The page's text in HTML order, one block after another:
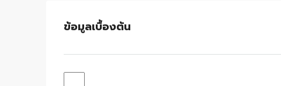
ข้อมูลเบื้องต้น